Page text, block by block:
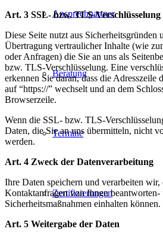
Ansprechpartner
Beratung
Termine
Zertifizierungen
Art. 3 SSL- bzw. TLS-Verschlüsselung
Diese Seite nutzt aus Sicherheitsgründen
Übertragung vertraulicher Inhalte (wie
oder Anfragen) die Sie an uns als
bzw. TLS-Verschlüsselung. Eine
erkennen Sie daran, dass die Adresszeile
auf “https://” wechselt und an dem
Browserzeile.
Wenn die SSL- bzw. TLS-
Daten, die Sie an uns übermitteln, nicht
werden.
Art. 4 Zweck der Datenverarbeitung
Ihre Daten speichern und verarbeiten
Kontaktanfragen von Ihnen beantworten-
Sicherheitsmaßnahmen einhalten können.
Art. 5 Weitergabe der Daten